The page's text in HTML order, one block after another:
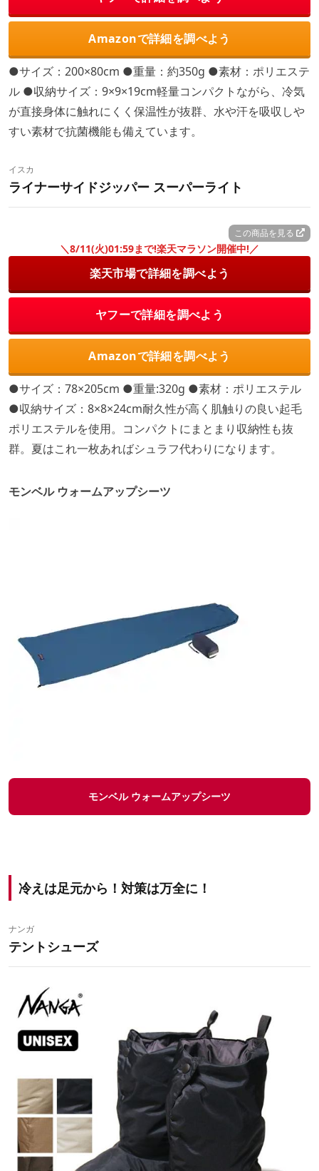
Amazonで詳細を調べよう
●サイズ：200×80cm ●重量：約350g ●素材：ポリエステ
ル ●収納サイズ：9×9×19cm軽量コンパクトながら、冷気
が直接身体に触れにくく保温性が抜群、水や汗を吸収しや
すい素材で抗菌機能も備えています。
イスカ
ライナーサイドジッパー スーパーライト
この商品を見る
＼8/11(火)01:59まで!楽天マラソン開催中!／
楽天市場で詳細を調べよう
ヤフーで詳細を調べよう
Amazonで詳細を調べよう
●サイズ：78×205cm ●重量:320g ●素材：ポリエステル
●収納サイズ：8×8×24cm耐久性が高く肌触りの良い起毛
ポリエステルを使用。コンパクトにまとまり収納性も抜
群。夏はこれ一枚あればシュラフ代わりになります。
モンベル ウォームアップシーツ
モンベル ウォームアップシーツ
冷えは足元から！対策は万全に！
ナンガ
テントシューズ